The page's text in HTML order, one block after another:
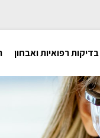
בדיקות רפואיות ואבחון